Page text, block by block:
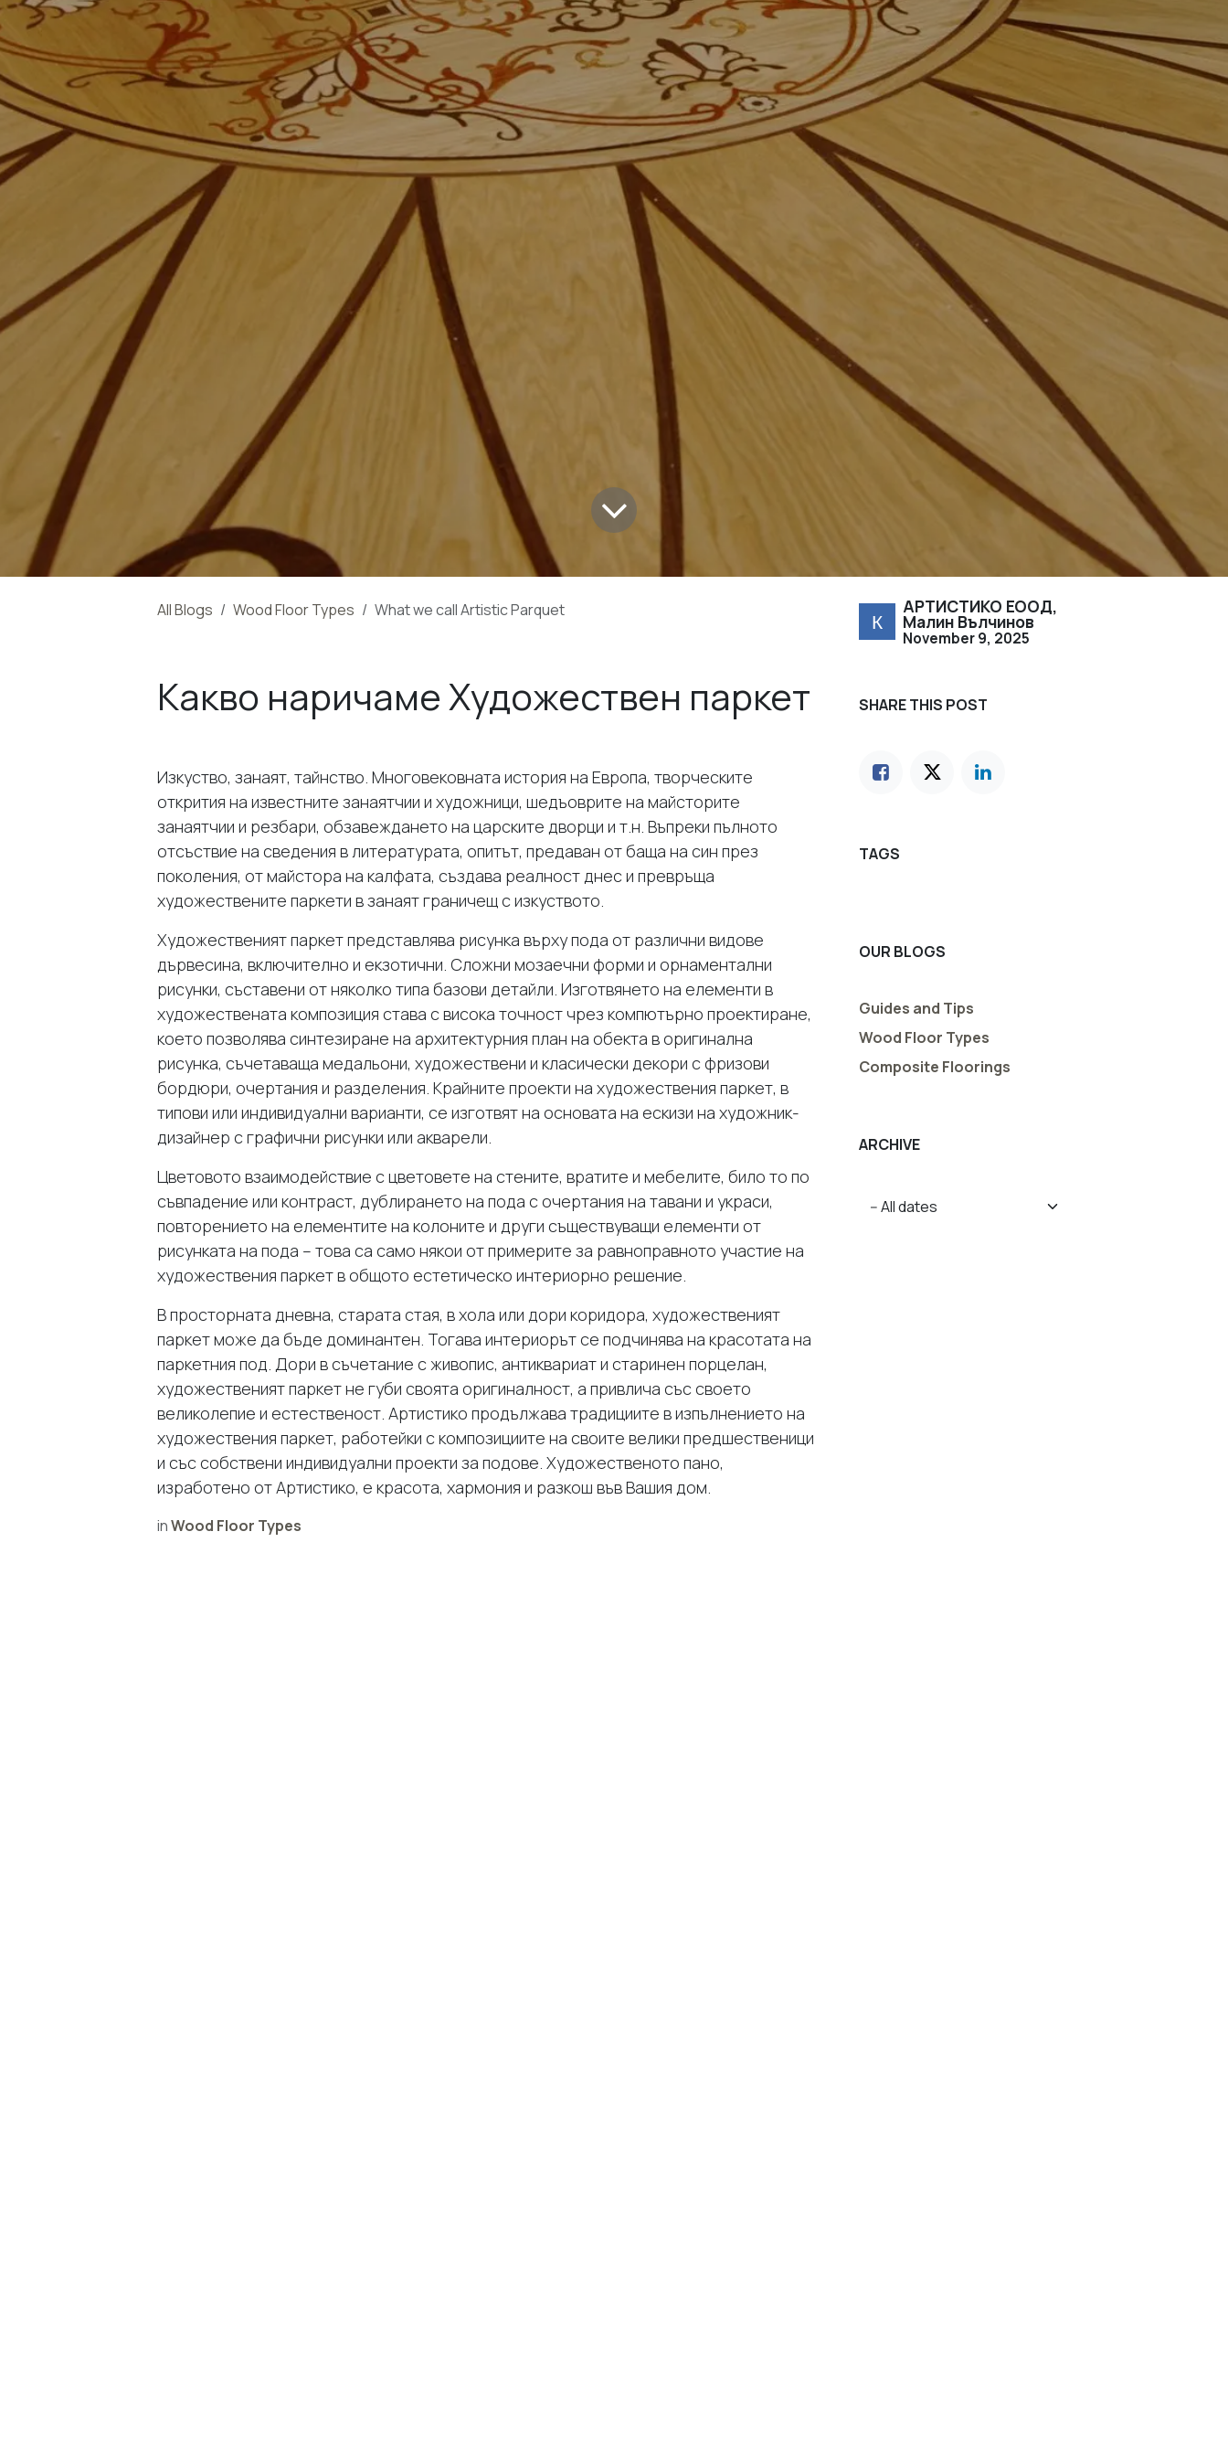
All Blogs Wood Floor Types What we call Artistic Parquet
Какво наричаме Художествен паркет
Изкуство, занаят, тайнство. Многовековната история на Европа, творческите
открития на известните занаятчии и художници, шедъоврите на майсторите
занаятчии и резбари, обзавеждането на царските дворци и т.н. Въпреки пълното
отсъствие на сведения в литературата, опитът, предаван от баща на син през
поколения, от майстора на калфата, създава реалност днес и превръща
художествените паркети в занаят граничещ с изкуството.
Художественият паркет представлява рисунка върху пода от различни видове
дървесина, включително и екзотични. Сложни мозаечни форми и орнаментални
рисунки, съставени от няколко типа базови детайли. Изготвянето на елементи в
художествената композиция става с висока точност чрез компютърно проектиране,
което позволява синтезиране на архитектурния план на обекта в оригинална
рисунка, съчетаваща медальони, художествени и класически декори с фризови
бордюри, очертания и разделения. Крайните проекти на художествения паркет, в
типови или индивидуални варианти, се изготвят на основата на ескизи на художник-
дизайнер с графични рисунки или акварели.
Цветовото взаимодействие с цветовете на стените, вратите и мебелите, било то по
съвпадение или контраст, дублирането на пода с очертания на тавани и украси,
повторението на елементите на колоните и други съществуващи елементи от
рисунката на пода – това са само някои от примерите за равноправното участие на
художествения паркет в общото естетическо интериорно решение.
В просторната дневна, старата стая, в хола или дори коридора, художественият
паркет може да бъде доминантен. Тогава интериорът се подчинява на красотата на
паркетния под. Дори в съчетание с живопис, антиквариат и старинен порцелан,
художественият паркет не губи своята оригиналност, а привлича със своето
великолепие и естественост. Артистико продължава традициите в изпълнението на
художествения паркет, работейки с композициите на своите велики предшественици
и със собствени индивидуални проекти за подове. Художественото пано,
изработено от Артистико, е красота, хармония и разкош във Вашия дом.
inWood Floor Types
АРТИСТИКО ЕООД,
Малин Вълчинов
November 9, 2025
SHARE THIS POST
TAGS
OUR BLOGS
Guides and Tips
Wood Floor Types
Composite Floorings
ARCHIVE